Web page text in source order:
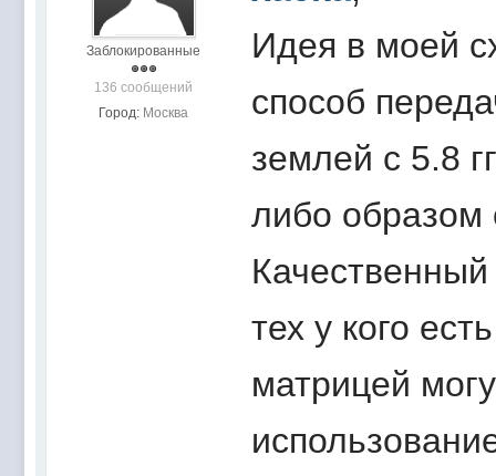
Заблокированные
136 сообщений
Город: Москва
Идея в моей
способ
землей с 5.8
либо образом
тех у кого
матрицей